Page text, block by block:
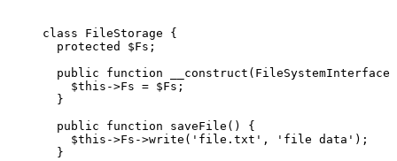
class FileStorage {
  protected $Fs;
public function __construct(FileSystemInterface
    $this->Fs = $Fs;
  }
  public function saveFile() {
    $this->Fs->write('file.txt', 'file data');
  }